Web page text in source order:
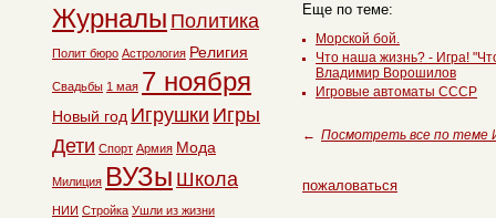
Еще по теме:
Морской бой.
Что наша жизнь? - Игра!
Владимир Ворошилов
Игровые автоматы СССР
← Посмотреть все по теме
пожаловаться
Журналы Политика
Полит бюро Астрология Религия
Свадьбы 1 мая 7 ноября
Новый год Игрушки Игры
Дети Спорт Армия Мода
Милиция ВУЗы Школа
НИИ Стройка Ушли из жизни